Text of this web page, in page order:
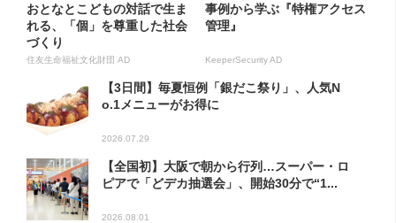
おとなとこどもの対話で生ま
れる、「個」を尊重した社会
づくり
住友生命福祉文化財団 AD
事例から学ぶ『特権アクセス
管理』
KeeperSecurity AD
【3日間】毎夏恒例「銀だこ祭り」、人気N
o.1メニューがお得に
2026.07.29
【全国初】大阪で朝から行列…スーパー・ロ
ピアで「どデカ抽選会」、開始30分で“1...
2026.08.01